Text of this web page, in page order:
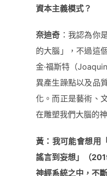
資本主義模式？
奈迪奇 ：我認為你
的大腦」，不過這
金·福斯特（
異產生躁點以及品
化。而正是藝術、
在雕塑我們大腦的
黃：我可能會想用
謠言到妄想」（
神經系統之中，不